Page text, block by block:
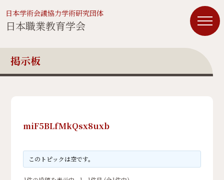
日本学術会議協力学術研究団体
日本職業教育学会
掲示板
miF5BLfMkQsx8uxb
このトピックは空です。